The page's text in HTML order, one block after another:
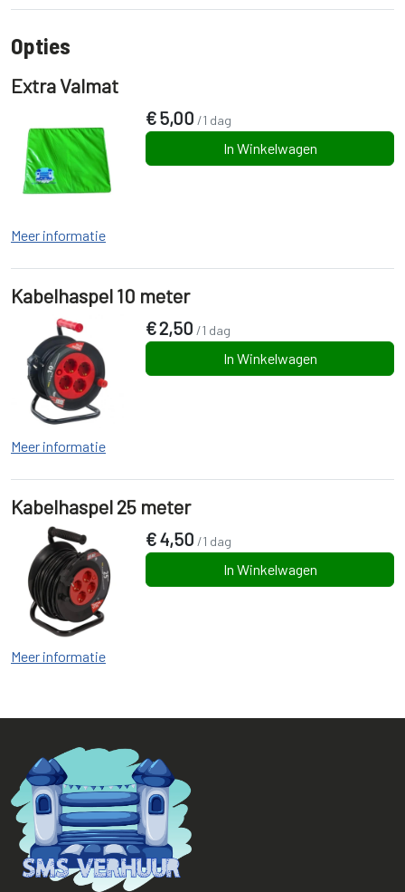
Opties
Extra Valmat
€5,00 /1 dag
In Winkelwagen
Meer informatie
Kabelhaspel 10 meter
€2,50 /1 dag
In Winkelwagen
Meer informatie
Kabelhaspel 25 meter
€4,50 /1 dag
In Winkelwagen
Meer informatie